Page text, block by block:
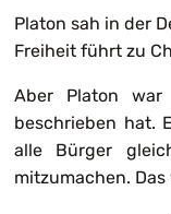
Platon sah in der
Freiheit führt zu
Aber Platon war
beschrieben hat.
alle Bürger
mitzumachen.